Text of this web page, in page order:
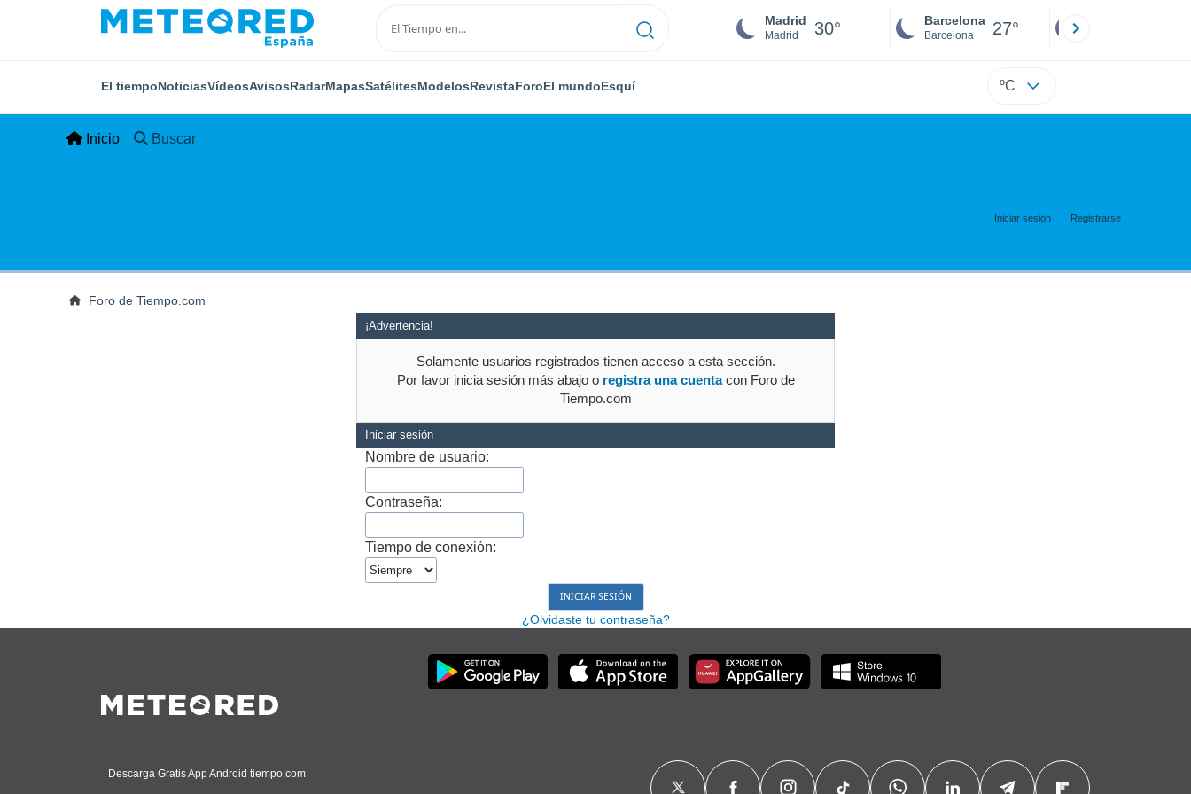
Madrid
Madrid 30° Barcelona
Barcelona 27°
El tiempoNoticiasVídeosAvisosRadarMapasSatélitesModelosRevistaForoEl mundoEsquí ºC
Inicio Buscar
Iniciar sesión Registrarse
Foro de Tiempo.com
¡Advertencia!
Solamente usuarios registrados tienen acceso a esta sección.
Por favor inicia sesión más abajo o registra una cuentacon Foro de
Tiempo.com
Iniciar sesión
Nombre de usuario:
Contraseña:
Tiempo de conexión:
¿Olvidaste tu contraseña?
Descarga Gratis App Android tiempo.com